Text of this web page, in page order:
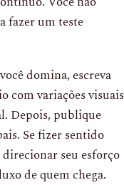
fazer um teste
domina, escreva
com variações visuais
Depois, publique
Se fizer sentido
seu esforço
de quem chega.